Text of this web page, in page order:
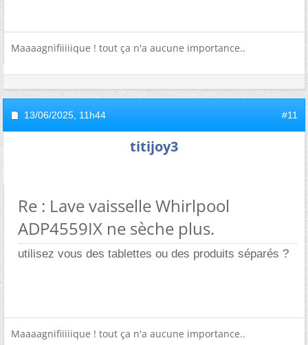
Maaaagnifiiiiique ! tout ça n'a aucune importance..
13/06/2025, 11h44 #11
titijoy3
Re : Lave vaisselle Whirlpool
ADP4559IX ne sèche plus.
utilisez vous des tablettes ou des produits séparés ?
Maaaagnifiiiiique ! tout ça n'a aucune importance..